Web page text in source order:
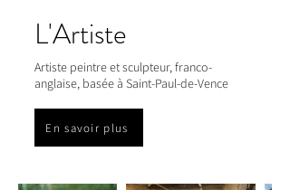
L'Artiste
Artiste peintre et sculpteur, franco-
anglaise, basée à Saint-Paul-de-Vence
En savoir plus